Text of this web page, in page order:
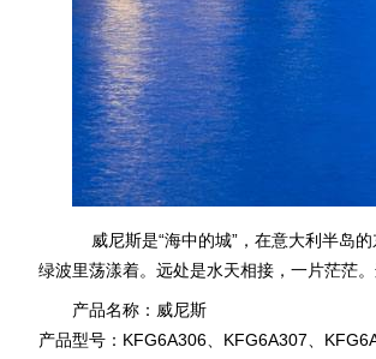
威尼斯是“海中的城”，在意大利半岛
绿波里荡漾着。远处是水天相接，一片茫茫
产品名称：威尼斯
产品型号：KFG6A306、KFG6A307、